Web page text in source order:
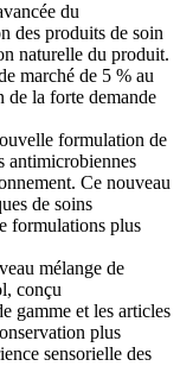
du
des produits de soin
naturelle du produit.
marché de 5 % au
de la forte demande
formulation de
antimicrobiennes
Ce nouveau
de soins
formulations plus
mélange de
conçu
gamme et les articles
plus
sensorielle des